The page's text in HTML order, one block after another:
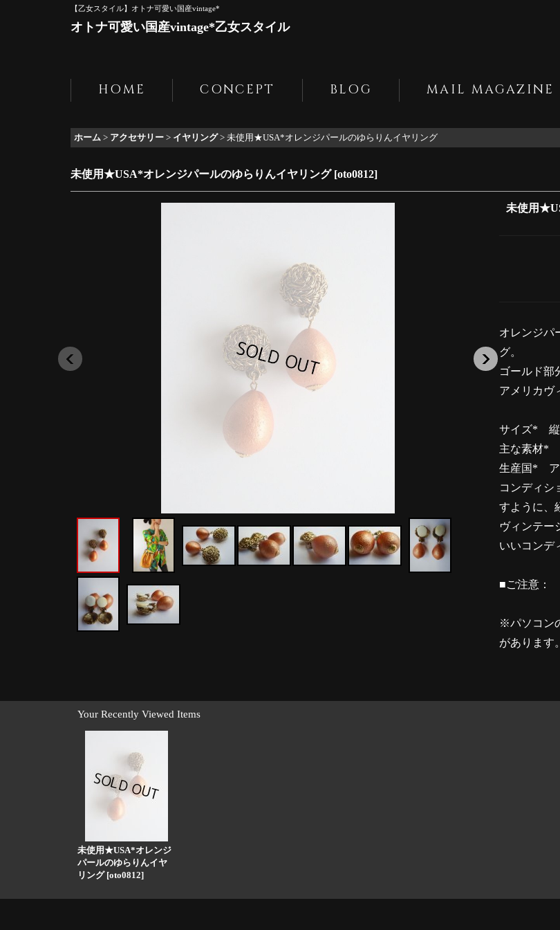
【乙女スタイル】オトナ可愛い国産vintage*
オトナ可愛い国産vintage*乙女スタイル
HOME CONCEPT BLOG MAIL MAGAZINE
ホーム > アクセサリー > イヤリング > 未使用★USA*オレンジパールのゆらりんイヤリング
未使用★USA*オレンジパールのゆらりんイヤリング [oto0812]
未使用
オレンジパ
グ。
ゴールド部
アメリカヴ
サイズ* 縦
主な素材*
生産国* ア
コンディシ
すように、
ヴィンテー
いいコンデ
■ご注意：
※パソコン
があります
Your Recently Viewed Items
未使用★USA*オレンジ
パールのゆらりんイヤ
リング [oto0812]